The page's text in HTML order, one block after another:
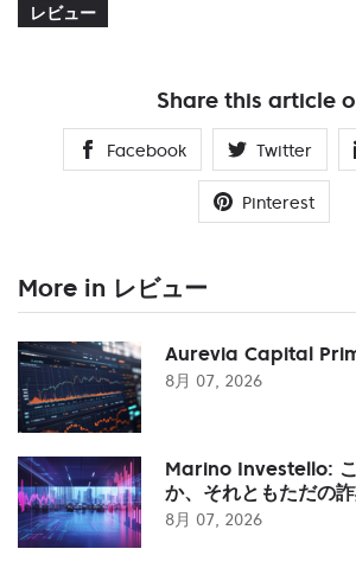
レビュー
Share this article
Facebook Twitter
Pinterest
More in レビュー
Aurevia Capital
8月 07, 2026
Marino Investello:
か、それともただの
8月 07, 2026